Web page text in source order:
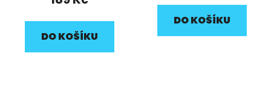
DO KOŠÍKU
DO KOŠÍKU